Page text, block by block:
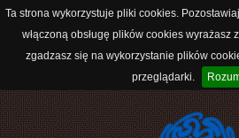
Ta strona wykorzystuje pliki cookies.
włączoną obsługę plików cookies wyrażasz
zgadzasz się na wykorzystanie plików
przeglądarki.